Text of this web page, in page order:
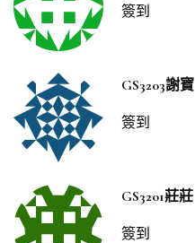
簽到
GS3203謝寶
簽到
GS3201莊莊
簽到